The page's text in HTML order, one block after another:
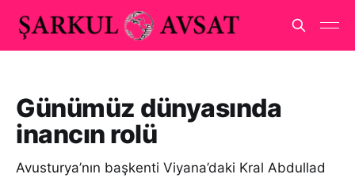
Günümüz dünyasında
inancın rolü
Avusturya’nın başkenti Viyana’daki Kral Abdullad